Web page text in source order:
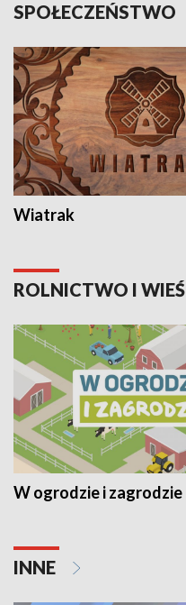
SPOŁECZEŃSTWO
Wiatrak
ROLNICTWO I WIEŚ
W ogrodzie i zagrodzie
INNE